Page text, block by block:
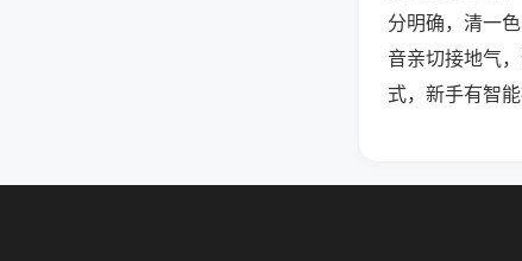
分明确，清一
音亲切接地气
式，新手有智